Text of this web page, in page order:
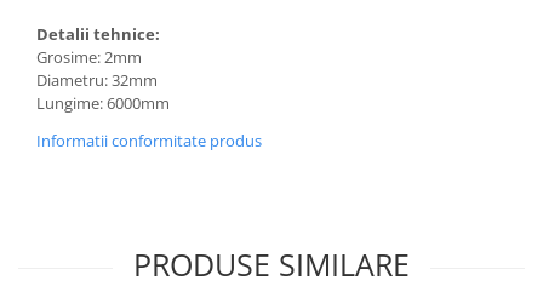
Detalii tehnice:
Grosime: 2mm
Diametru: 32mm
Lungime: 6000mm
Informatii conformitate produs
PRODUSE SIMILARE